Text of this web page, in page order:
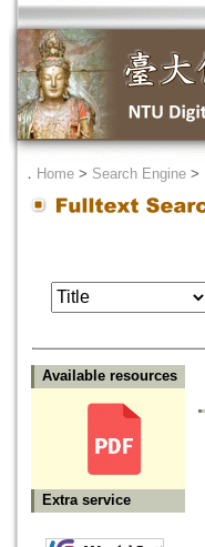
． Home > Search Engine >
Available resources
Extra service